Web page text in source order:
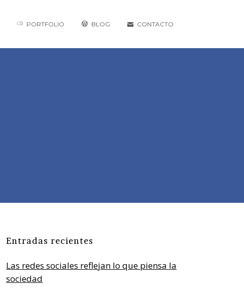
PORTFOLIO BLOG CONTACTO
Entradas recientes
Las redes sociales reflejan lo que piensa la
sociedad